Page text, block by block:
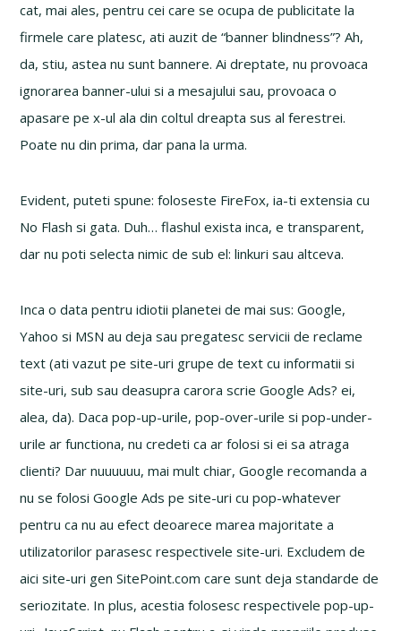
cat, mai ales, pentru cei care se ocupa de publicitate la
firmele care platesc, ati auzit de “banner blindness”? Ah,
da, stiu, astea nu sunt bannere. Ai dreptate, nu provoaca
ignorarea banner-ului si a mesajului sau, provoaca o
apasare pe x-ul ala din coltul dreapta sus al ferestrei.
Poate nu din prima, dar pana la urma.
Evident, puteti spune: foloseste FireFox, ia-ti extensia cu
No Flash si gata. Duh… flashul exista inca, e transparent,
dar nu poti selecta nimic de sub el: linkuri sau altceva.
Inca o data pentru idiotii planetei de mai sus: Google,
Yahoo si MSN au deja sau pregatesc servicii de reclame
text (ati vazut pe site-uri grupe de text cu informatii si
site-uri, sub sau deasupra carora scrie Google Ads? ei,
alea, da). Daca pop-up-urile, pop-over-urile si pop-under-
urile ar functiona, nu credeti ca ar folosi si ei sa atraga
clienti? Dar nuuuuuu, mai mult chiar, Google recomanda a
nu se folosi Google Ads pe site-uri cu pop-whatever
pentru ca nu au efect deoarece marea majoritate a
utilizatorilor parasesc respectivele site-uri. Excludem de
aici site-uri gen SitePoint.com care sunt deja standarde de
seriozitate. In plus, acestia folosesc respectivele pop-up-